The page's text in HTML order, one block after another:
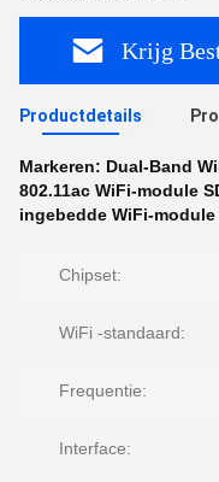
Krijg
Productdetails
Markeren: Dual-Band
802.11ac WiFi-module
ingebedde WiFi-
Chipset:
WiFi -standaard:
Frequentie:
Interface: